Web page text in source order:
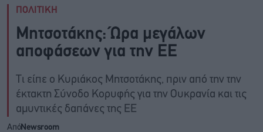
ΠΟΛΙΤΙΚΗ
Μητσοτάκης: Ώρα μεγάλων
αποφάσεων για την ΕΕ
Τι είπε ο Κυριάκος Μητσοτάκης, πριν από την την
έκτακτη Σύνοδο Κορυφής για την Ουκρανία και τις
αμυντικές δαπάνες της ΕΕ
ΑπόNewsroom